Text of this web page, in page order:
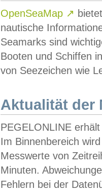
OpenSeaMap ↗
nautische
Seamarks sind
Booten und Schiffen
von Seezeichen wie
Aktualität der
PEGELONLINE
Im Binnenbereich
Messwerte von
Minuten.
Fehlern bei der